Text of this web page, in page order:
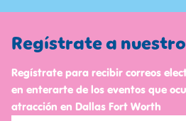
Regístrate a
Regístrate para recibir correos
en enterarte de los eventos que
atracción en Dallas Fort Worth